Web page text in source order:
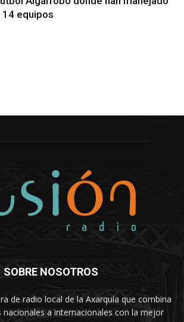
14 equipos
SOBRE NOSOTROS
de radio local de la Axarquía que combina
nacionales a internacionales con la mejor